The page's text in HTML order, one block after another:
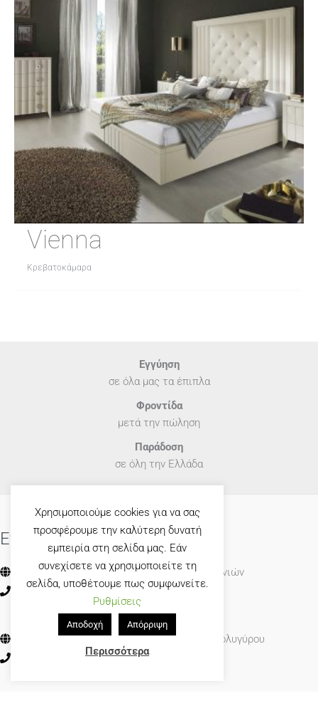
Vienna
Κρεβατοκάμαρα
Εγγύηση
σε όλα μας τα έπιπλα
Φροντίδα
μετά την πώληση
Παράδοση
σε όλη την Ελλάδα
Επικοινωνία
Έκθεση: 16° χλμ. Ε.Ο Θεσσαλονίκης - Μουδανιών
23920 71664
23920 71664
Εργοστάσιο: 14° χλμ. Ε.Ο. Θεσσαλονίκης - Πολυγύρου
2310 461623
Χρησιμοποιούμε cookies για να σας
προσφέρουμε την καλύτερη δυνατή
εμπειρία στη σελίδα μας. Εάν
συνεχίσετε να χρησιμοποιείτε τη
σελίδα, υποθέτουμε πως συμφωνείτε.
Ρυθμίσεις
Αποδοχή Απόρριψη
Περισσότερα